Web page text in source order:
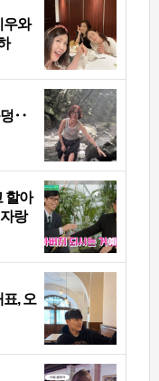
우와
덩‥
할아
랑
표, 오